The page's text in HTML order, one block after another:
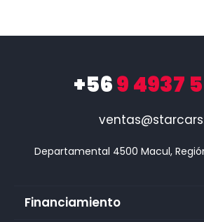
+569 4937
Financiamiento